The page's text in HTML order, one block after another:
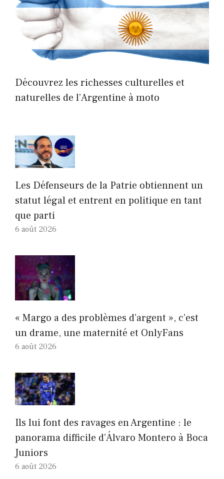
Découvrez les richesses culturelles et
naturelles de l’Argentine à moto
Les Défenseurs de la Patrie obtiennent un
statut légal et entrent en politique en tant
que parti
6 août 2026
« Margo a des problèmes d’argent », c’est
un drame, une maternité et OnlyFans
6 août 2026
Ils lui font des ravages en Argentine : le
panorama difficile d’Álvaro Montero à Boca
Juniors
6 août 2026